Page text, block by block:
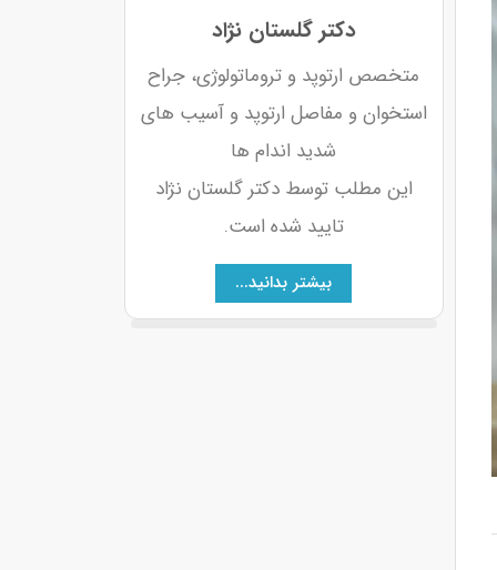
دکتر گلستان نژاد
متخصص ارتوپد و تروماتولوژی، جراح
استخوان و مفاصل ارتوپد و آسیب های
شدید اندام ها
این مطلب توسط دکتر گلستان نژاد
تایید شده است.
بیشتر بدانید...